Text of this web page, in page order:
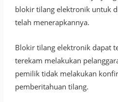
blokir tilang elektronik untuk
telah menerapkannya.
Blokir tilang elektronik dapat
terekam melakukan
pemilik tidak melakukan
pemberitahuan tilang.